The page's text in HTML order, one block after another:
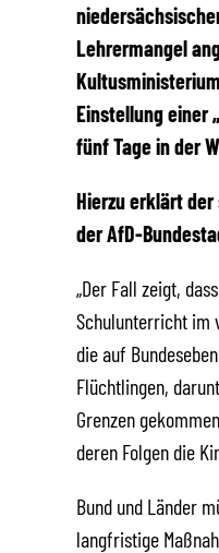
Lehrermangel
Einstellung einer
fünf Tage in der
Hierzu erklärt
der AfD-
„Der Fall zeigt,
Schulunterricht im
die auf
Flüchtlingen,
Grenzen
deren Folgen die
Bund und Länder
langfristige